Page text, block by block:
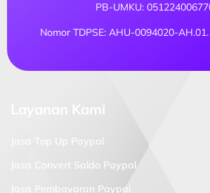
PB-UMKU:
Nomor TDPSE: AHU-0094020-
Layanan Kami
Jasa Top Up Paypal
Jasa Convert Saldo Paypal
Jasa Pembayaran Paypal